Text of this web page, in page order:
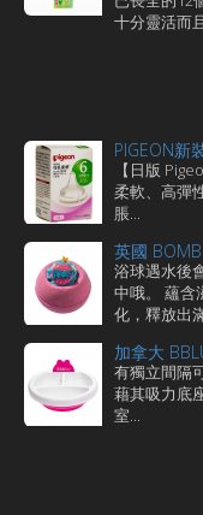
十分靈活而
PIGEON新
【日版
柔軟、高彈
脹...
英國
浴球遇水後
中哦。 蘊含
化，釋放出滿
加拿大
有獨立間隔
藉其吸力底
室...